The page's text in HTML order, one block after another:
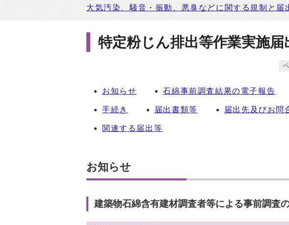
大気汚染、騒音・振動、悪臭などに関する規制と届
特定粉じん排出等作業実施届
お知らせ 石綿事前調査結果の電子報告
手続き 届出書類等 届出先及びお問
関連する届出等
お知らせ
建築物石綿含有建材調査者等による事前調査